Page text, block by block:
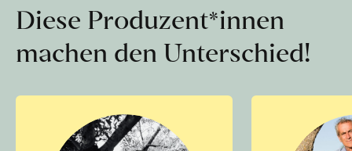
Diese Produzent*innen
machen den Unterschied!